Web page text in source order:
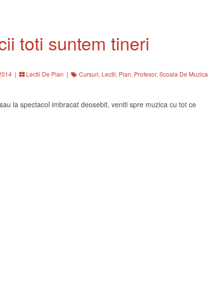
toti suntem tineri
| Lectii De Pian | Cursuri, Lectii, Pian, Profesor, Scoala De Muzica
la spectacol imbracat deosebit, veniti spre muzica cu tot ce